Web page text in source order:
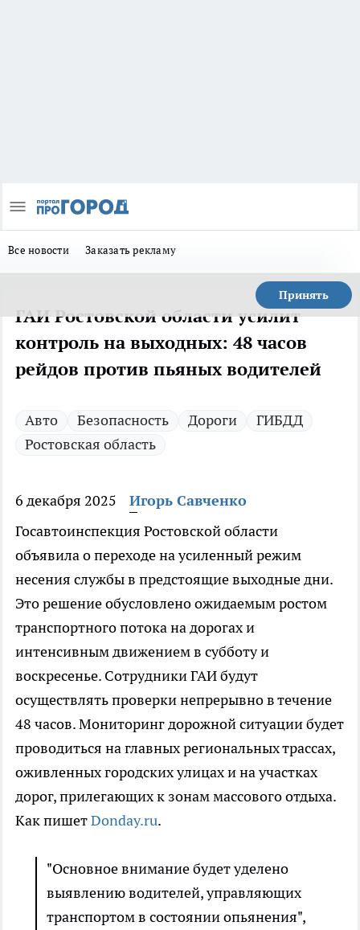
Все новости Заказать рекламу
Принять
ГАИ Ростовской области усилит
контроль на выходных: 48 часов
рейдов против пьяных водителей
Авто Безопасность Дороги
ГИБДД
Ростовская область
6 декабря 2025
Игорь Савченко
Госавтоинспекция Ростовской области
объявила о переходе на усиленный режим
несения службы в предстоящие выходные дни.
Это решение обусловлено ожидаемым ростом
транспортного потока на дорогах и
интенсивным движением в субботу и
воскресенье. Сотрудники ГАИ будут
осуществлять проверки непрерывно в течение
48 часов. Мониторинг дорожной ситуации будет
проводиться на главных региональных трассах,
оживленных городских улицах и на участках
дорог, прилегающих к зонам массового отдыха.
Как пишетDonday.ru.
"Основное внимание будет уделено
выявлению водителей, управляющих
транспортом в состоянии опьянения",